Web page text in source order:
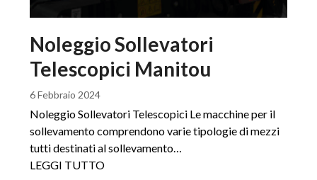
Noleggio Sollevatori
Telescopici Manitou
6 Febbraio 2024
Noleggio Sollevatori Telescopici Le macchine per il
sollevamento comprendono varie tipologie di mezzi
tutti destinati al sollevamento…
LEGGI TUTTO